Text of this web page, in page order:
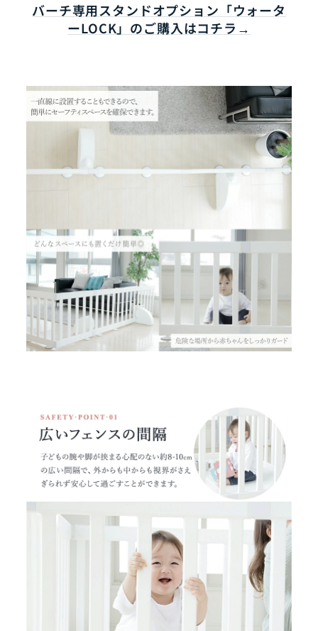
バーチ専用スタンドオプション「ウォータ
ーLOCK」のご購入はコチラ→